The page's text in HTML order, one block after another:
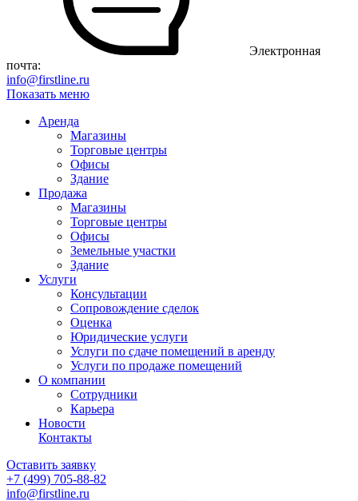
Электронная
почта:
info@firstline.ru
Показать меню
Аренда
Магазины
Торговые центры
Офисы
Здание
Продажа
Магазины
Торговые центры
Офисы
Земельные участки
Здание
Услуги
Консультации
Сопровождение сделок
Оценка
Юридические услуги
Услуги по сдаче помещений в аренду
Услуги по продаже помещений
О компании
Сотрудники
Карьера
Новости
Контакты
Оставить заявку
+7 (499) 705-88-82
info@firstline.ru